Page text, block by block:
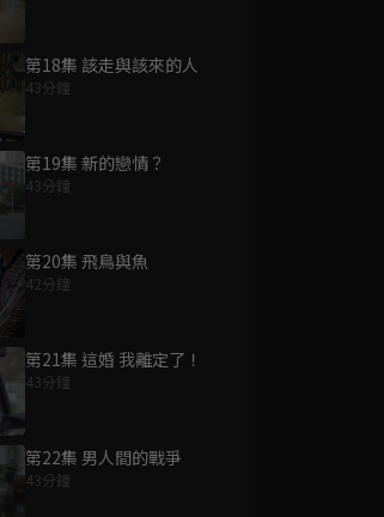
第18集 該走與該來的人
43分鐘
第19集 新的戀情？
43分鐘
第20集 飛鳥與魚
42分鐘
第21集 這婚 我離定了！
43分鐘
第22集 男人間的戰爭
43分鐘